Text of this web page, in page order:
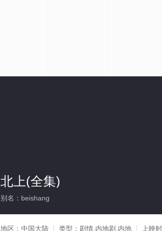
北上(全集)
别名：beishang
地区： 中国大陆 类型： 剧情,内地剧,内地 上映